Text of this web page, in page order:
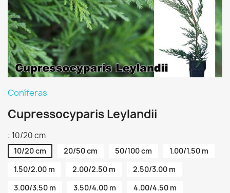
Coníferas
Cupressocyparis Leylandii
: 10/20 cm
10/20 cm 20/50 cm 50/100 cm
1.00/1.50 m
1.50/2.00 m
2.00/2.50 m
2.50/3.00 m
3.00/3.50 m
3.50/4.00 m
4.00/4.50 m